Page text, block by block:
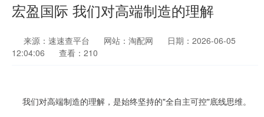
宏盈国际 我们对高端制造的理解
来源：速速查平台 网站：淘配网
日期：2026-06-05
12:04:06
查看：210
我们对高端制造的理解，是始终坚持的"全自主可控"底线思维。